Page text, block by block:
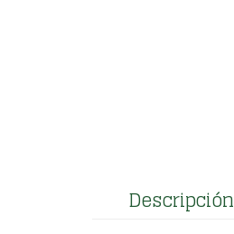
Descripción